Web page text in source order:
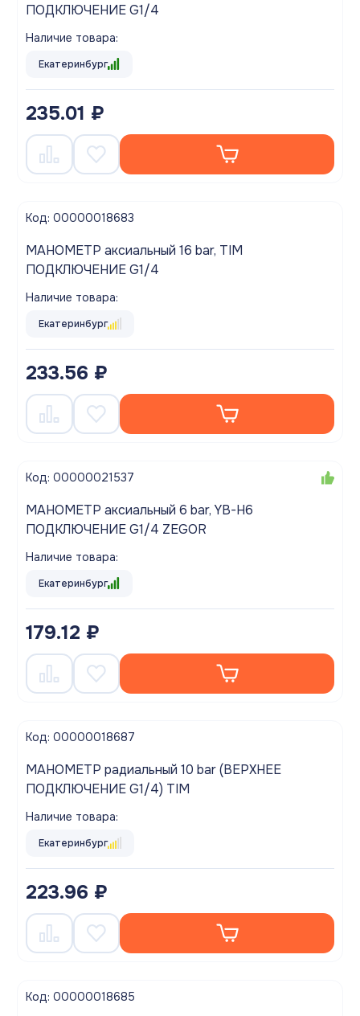
ПОДКЛЮЧЕНИЕ G1/4
Наличие товара:
Екатеринбург
235.01 ₽
Код: 00000018683
МАНОМЕТР аксиальный 16 bar, TIM
ПОДКЛЮЧЕНИЕ G1/4
Наличие товара:
Екатеринбург
233.56 ₽
Код: 00000021537
МАНОМЕТР аксиальный 6 bar, YB-H6
ПОДКЛЮЧЕНИЕ G1/4 ZEGOR
Наличие товара:
Екатеринбург
179.12 ₽
Код: 00000018687
МАНОМЕТР радиальный 10 bar (ВЕРХНЕЕ
ПОДКЛЮЧЕНИЕ G1/4) TIM
Наличие товара:
Екатеринбург
223.96 ₽
Код: 00000018685